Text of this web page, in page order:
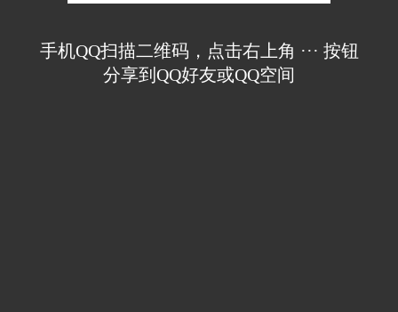
手机QQ扫描二维码，点击右上角 ··· 按钮
分享到QQ好友或QQ空间